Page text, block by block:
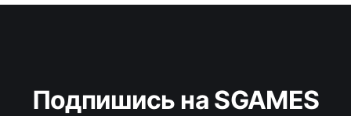
Подпишись на SGAMES